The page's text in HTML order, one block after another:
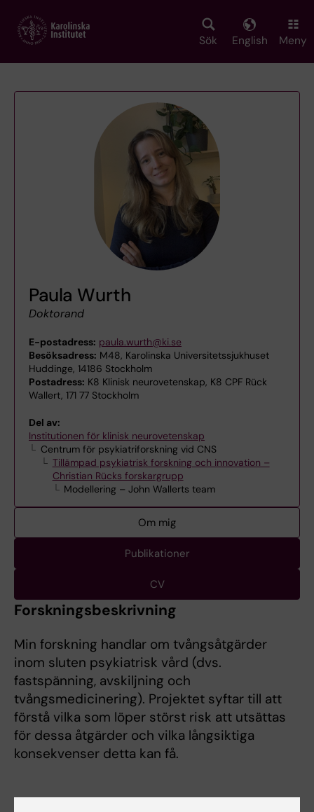
main
Sök English Meny
Paula Wurth
Doktorand
E-postadress: paula.wurth@ki.se
Besöksadress: M48, Karolinska Universitetssjukhuset
Huddinge, 14186 Stockholm
Postadress: K8 Klinisk neurovetenskap, K8 CPF Rück
Wallert, 171 77 Stockholm
Del av:
Institutionen för klinisk neurovetenskap
Centrum för psykiatriforskning vid CNS
Tillämpad psykiatrisk forskning och innovation –
Christian Rücks forskargrupp
Modellering – John Wallerts team
Om mig
Publikationer
CV
Forskningsbeskrivning
Min forskning handlar om tvångsåtgärder
inom sluten psykiatrisk vård (dvs.
fastspänning, avskiljning och
tvångsmedicinering). Projektet syftar till att
förstå vilka som löper störst risk att utsättas
för dessa åtgärder och vilka långsiktiga
konsekvenser detta kan få.